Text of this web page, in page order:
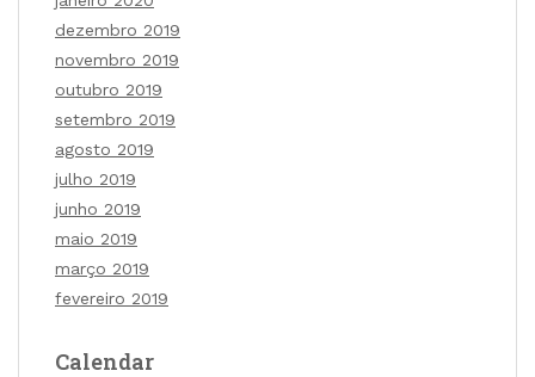
dezembro 2019
novembro 2019
outubro 2019
setembro 2019
agosto 2019
julho 2019
junho 2019
maio 2019
março 2019
fevereiro 2019
Calendar